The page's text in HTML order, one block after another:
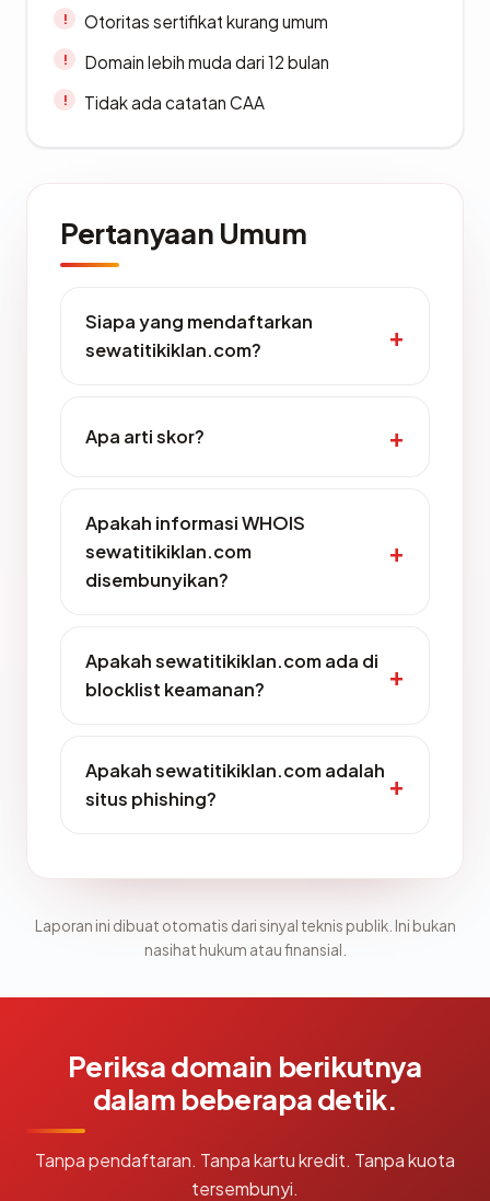
Otoritas sertifikat kurang umum
Domain lebih muda dari 12 bulan
Tidak ada catatan CAA
Pertanyaan Umum
Siapa yang mendaftarkan
sewatitikiklan.com?
Apa arti skor?
Apakah informasi WHOIS
sewatitikiklan.com
disembunyikan?
Apakah sewatitikiklan.com ada di
blocklist keamanan?
Apakah sewatitikiklan.com adalah
situs phishing?
Laporan ini dibuat otomatis dari sinyal teknis publik. Ini bukan
nasihat hukum atau finansial.
Periksa domain berikutnya
dalam beberapa detik.
Tanpa pendaftaran. Tanpa kartu kredit. Tanpa kuota
tersembunyi.